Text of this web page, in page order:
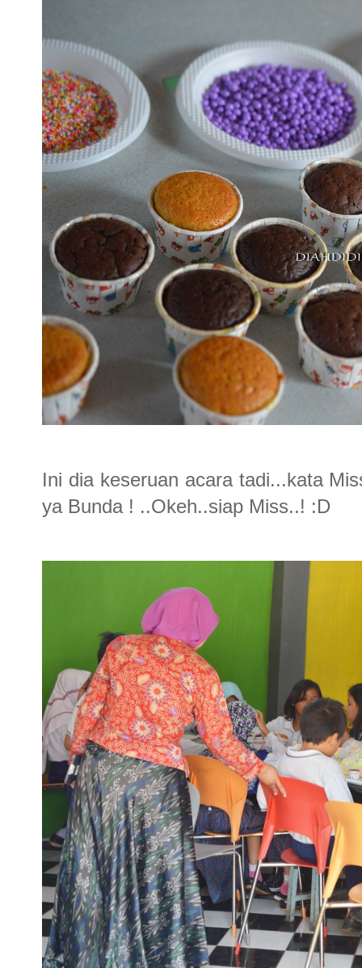
Ini dia keseruan acara tadi...kata
ya Bunda ! ..Okeh..siap Miss..! :D